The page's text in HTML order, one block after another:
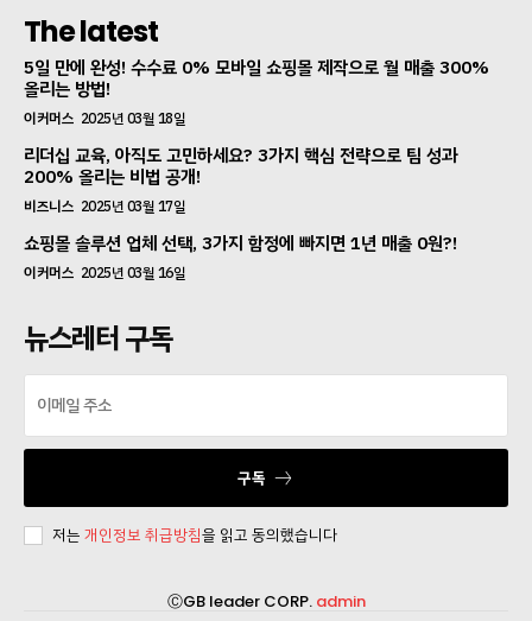
The latest
5일 만에 완성! 수수료 0% 모바일 쇼핑몰 제작으로 월 매출 300%
올리는 방법!
이커머스 2025년 03월 18일
리더십 교육, 아직도 고민하세요? 3가지 핵심 전략으로 팀 성과
200% 올리는 비법 공개!
비즈니스 2025년 03월 17일
쇼핑몰 솔루션 업체 선택, 3가지 함정에 빠지면 1년 매출 0원?!
이커머스 2025년 03월 16일
뉴스레터 구독
구독
저는 개인정보 취급방침을 읽고 동의했습니다
ⒸGB leader CORP. admin